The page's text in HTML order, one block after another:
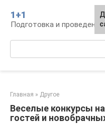
контенту
1+1
Подготовка и
Главная » Другое
Веселые конкурсы
гостей и